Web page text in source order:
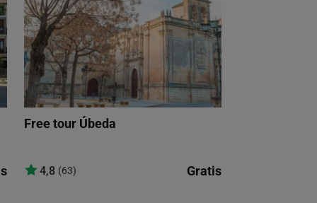
Free tour Úbeda
4,8 (63) Gratis